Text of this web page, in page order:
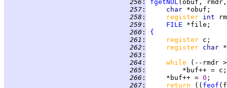
256 :
fgetNUL
257 : char
258 : register int
259 : FILE
260 :
{
261 : register
262 : register char
263 :
264 : while
(--rmdr
265 :
266 :
     *buf++ =
0
267 : return (( feof